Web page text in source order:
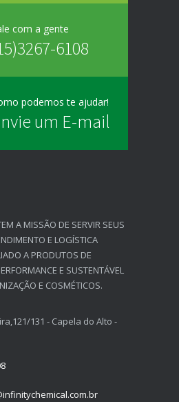
com a gente
6108
podemos te ajudar!
um E-mail
A MISSÃO DE SERVIR SEUS
E LOGÍSTICA
A PRODUTOS DE
E SUSTENTÁVEL
E COSMÉTICOS.​
131 - Capela do Alto -